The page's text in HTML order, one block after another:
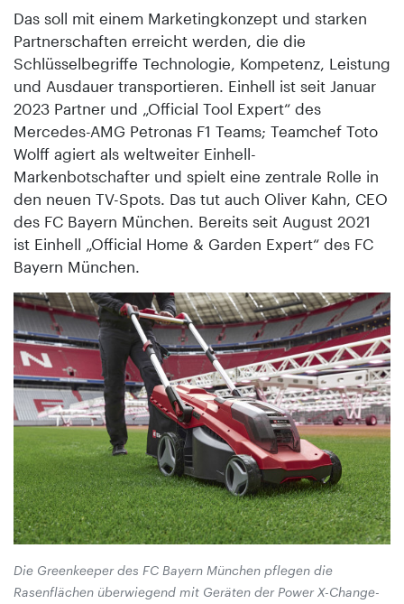
Das soll mit einem Marketingkonzept und starken
Partnerschaften erreicht werden, die die
Schlüsselbegriffe Technologie, Kompetenz, Leistung
und Ausdauer transportieren. Einhell ist seit Januar
2023 Partner und „Official Tool Expert“ des
Mercedes-AMG Petronas F1 Teams; Teamchef Toto
Wolff agiert als weltweiter Einhell-
Markenbotschafter und spielt eine zentrale Rolle in
den neuen TV-Spots. Das tut auch Oliver Kahn, CEO
des FC Bayern München. Bereits seit August 2021
ist Einhell „Official Home & Garden Expert“ des FC
Bayern München.
Die Greenkeeper des FC Bayern München pflegen die
Rasenflächen überwiegend mit Geräten der Power X-Change-